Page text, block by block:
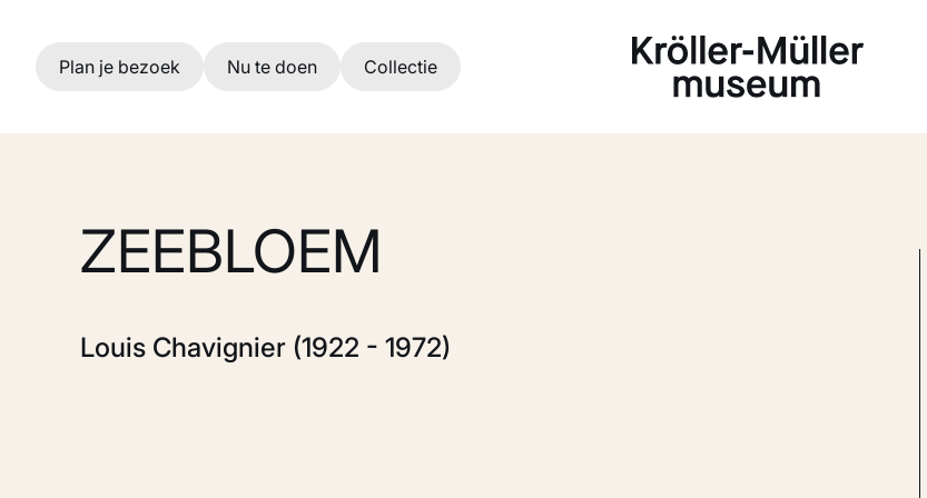
Ga naar hoofdinhoud
Plan je bezoek Nu te doen Collectie
ZEEBLOEM
Louis Chavignier (1922 - 1972)